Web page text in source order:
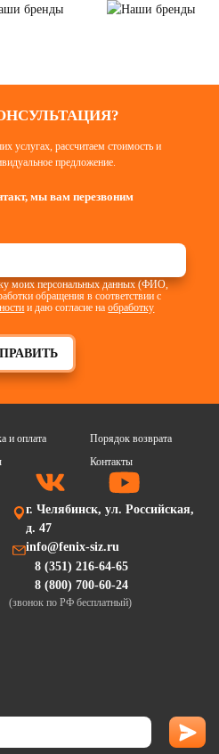
услугах, рассчитаем стоимость и
предложение.
мы вам перезвоним
моих персональных данных (ФИО,
обращения в соответствии с
и даю согласие наобработку
и оплата
Порядок возврата
Контакты
г. Челябинск, ул. Российская,
д. 47
info@fenix-siz.ru
8 (351) 216-64-65
8 (800) 700-60-24
(звонок по РФ бесплатный)